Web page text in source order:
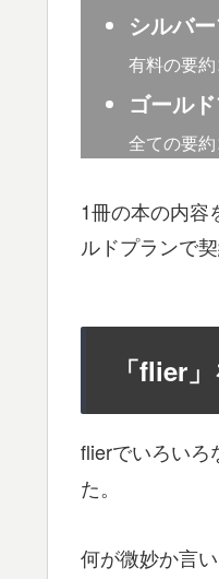
シルバ
有料の要約
ゴール
全ての要
1冊の本の内容
ルドプランで契
「flier
flierでいろいろ
た。
何が微妙か言い